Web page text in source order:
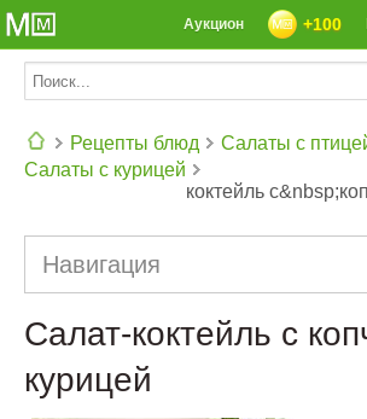
СЕГОДНЯ: 39142 РЕЦЕПТА
+100
Аукцион
Рецепты блюд
Салаты с
Салаты с курицей
коктейль
Навигация
Салат-коктейль с
курицей